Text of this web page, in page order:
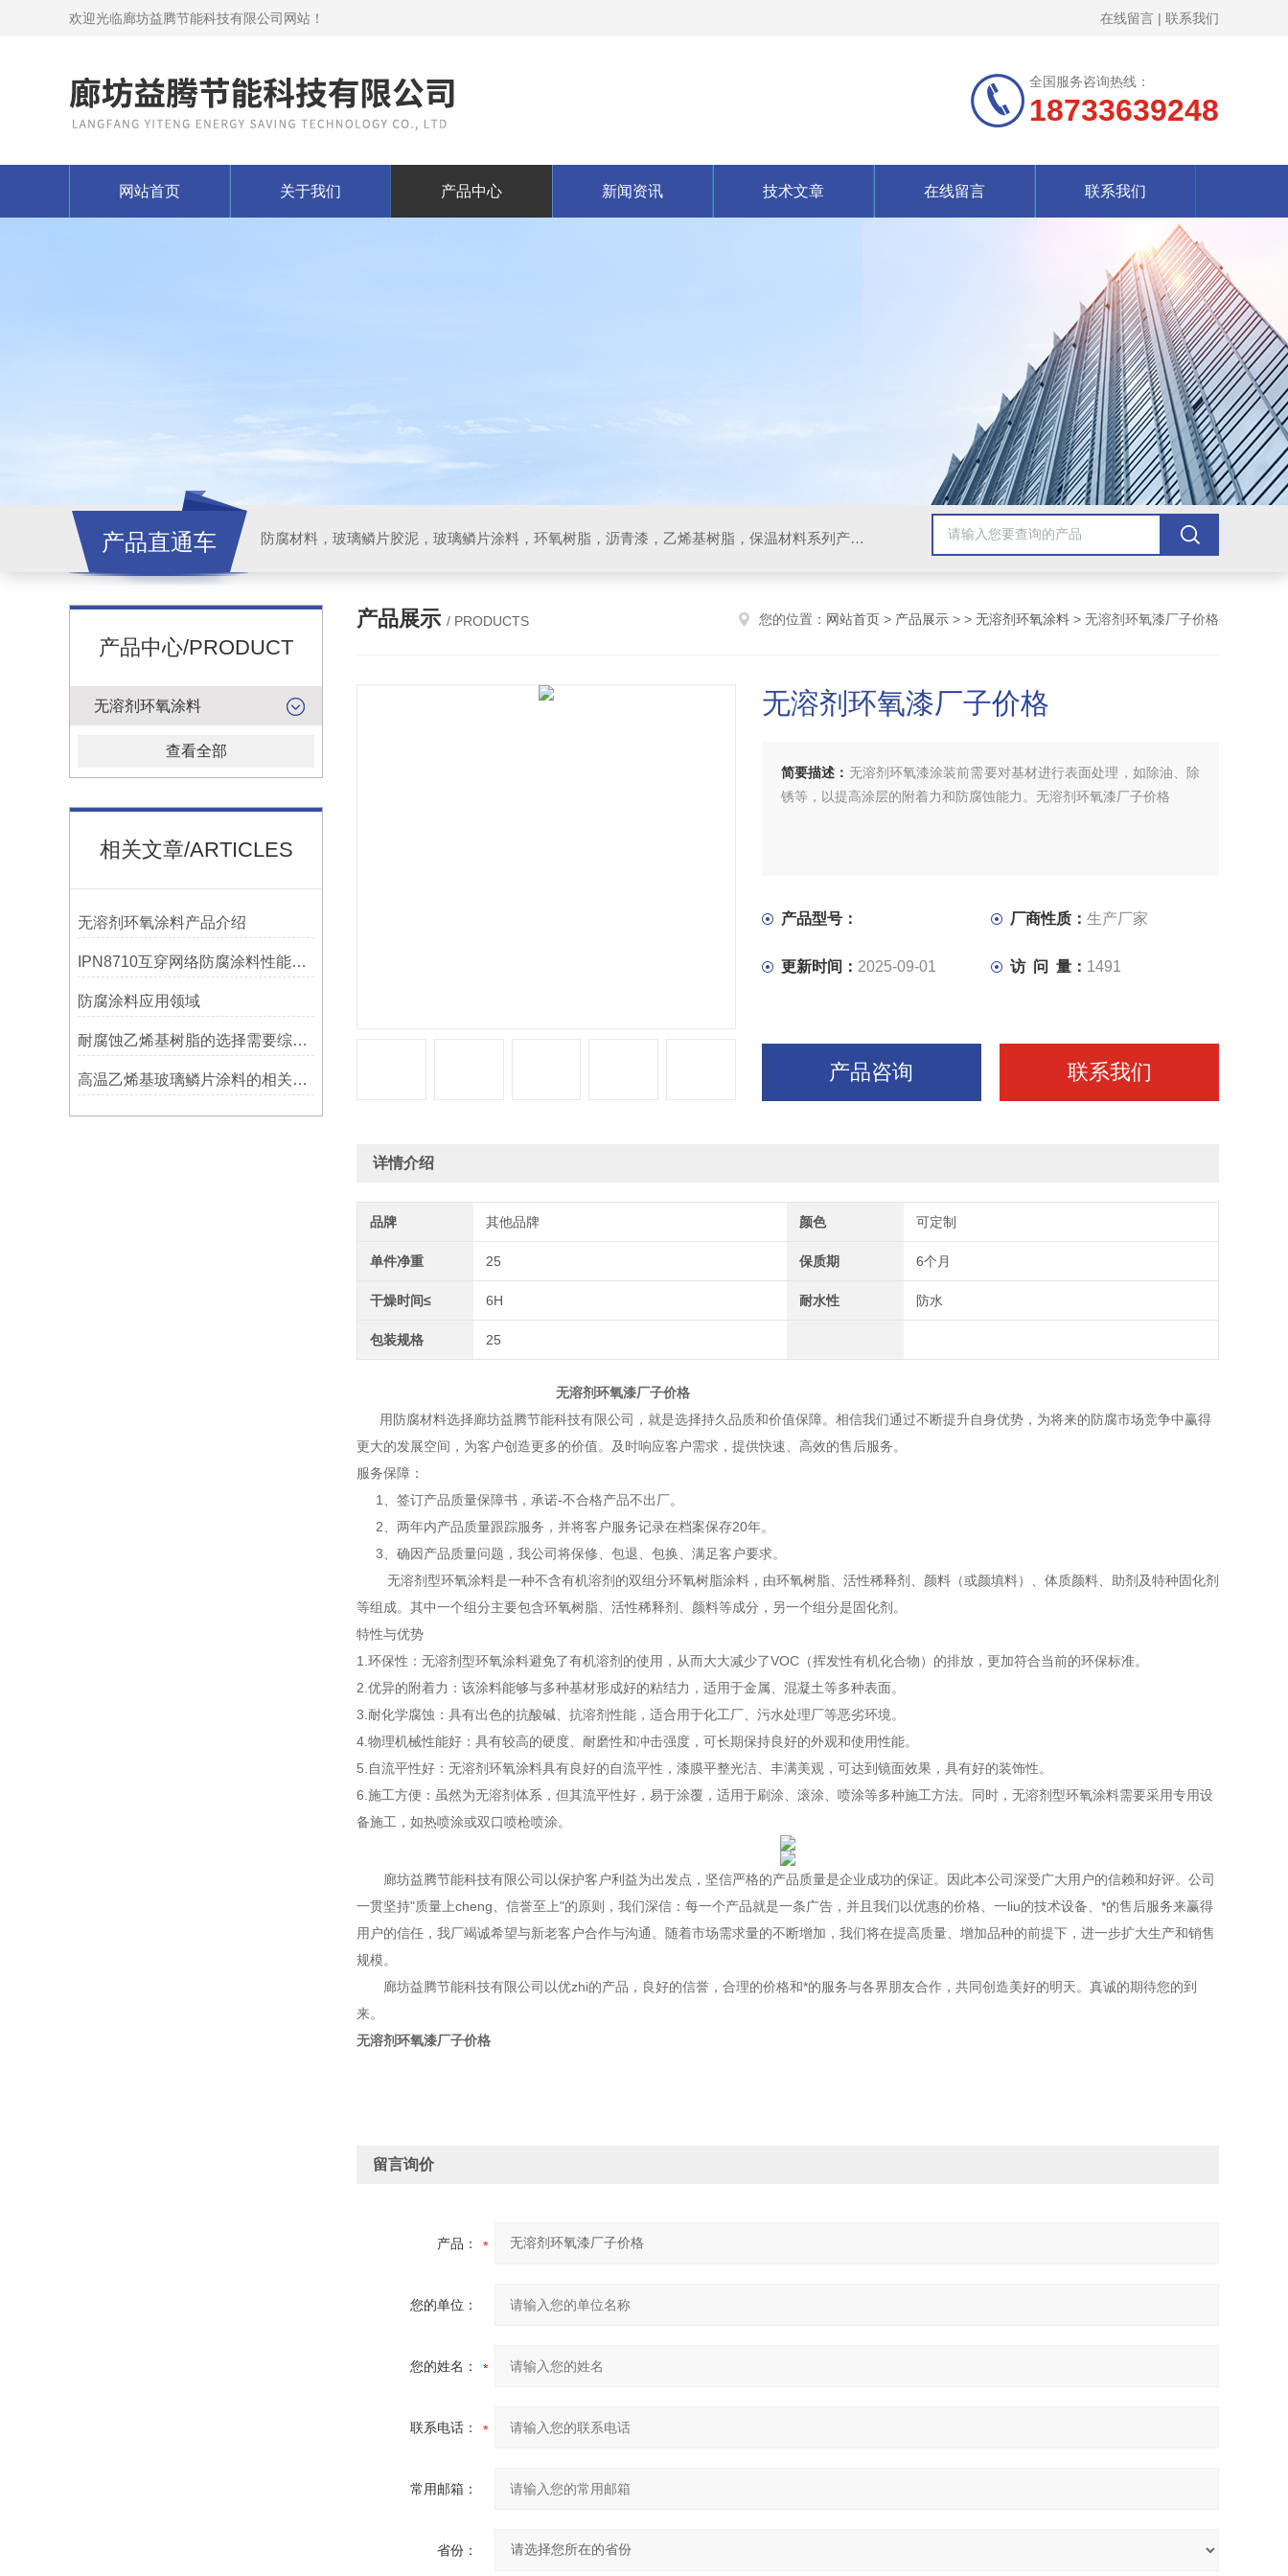
欢迎光临廊坊益腾节能科技有限公司网站！ 在线留言 | 联系我们
全国服务咨询热线：
18733639248
网站首页 关于我们 产品中心 新闻资讯 技术文章 在线留言 联系我们
产品直通车 防腐材料，玻璃鳞片胶泥，玻璃鳞片涂料，环氧树脂，沥青漆，乙烯基树脂，保温材料系列产品。
产品中心/PRODUCT
无溶剂环氧涂料
查看全部
相关文章/ARTICLES
无溶剂环氧涂料产品介绍
IPN8710互穿网络防腐涂料性能及用途
防腐涂料应用领域
耐腐蚀乙烯基树脂的选择需要综合考虑多种因素
高温乙烯基玻璃鳞片涂料的相关知识普及
产品展示 / PRODUCTS 您的位置： 网站首页 > 产品展示 > > 无溶剂环氧涂料 > 无溶剂环氧漆厂子价格
无溶剂环氧漆厂子价格
简要描述： 无溶剂环氧漆涂装前需要对基材进行表面处理，如除油、除
锈等，以提高涂层的附着力和防腐蚀能力。无溶剂环氧漆厂子价格
产品型号： 厂商性质： 生产厂家
更新时间： 2025-09-01 访 问 量： 1491
产品咨询 联系我们
详情介绍
品牌 其他品牌 颜色 可定制
单件净重 25 保质期 6个月
干燥时间≤ 6H 耐水性 防水
包装规格 25
无溶剂环氧漆厂子价格
用防腐材料选择廊坊益腾节能科技有限公司，就是选择持久品质和价值保障。相信我们通过不断提升自身优势，为将来的防腐市场竞争中赢得
更大的发展空间，为客户创造更多的价值。及时响应客户需求，提供快速、高效的售后服务。
服务保障：
1、签订产品质量保障书，承诺-不合格产品不出厂。
2、两年内产品质量跟踪服务，并将客户服务记录在档案保存20年。
3、确因产品质量问题，我公司将保修、包退、包换、满足客户要求。
无溶剂型环氧涂料是一种不含有机溶剂的双组分环氧树脂涂料，由环氧树脂、活性稀释剂、颜料（或颜填料）、体质颜料、助剂及特种固化剂
等组成。其中一个组分主要包含环氧树脂、活性稀释剂、颜料等成分，另一个组分是固化剂。
特性与优势
1.环保性：无溶剂型环氧涂料避免了有机溶剂的使用，从而大大减少了VOC（挥发性有机化合物）的排放，更加符合当前的环保标准。
2.优异的附着力：该涂料能够与多种基材形成好的粘结力，适用于金属、混凝土等多种表面。
3.耐化学腐蚀：具有出色的抗酸碱、抗溶剂性能，适合用于化工厂、污水处理厂等恶劣环境。
4.物理机械性能好：具有较高的硬度、耐磨性和冲击强度，可长期保持良好的外观和使用性能。
5.自流平性好：无溶剂环氧涂料具有良好的自流平性，漆膜平整光洁、丰满美观，可达到镜面效果，具有好的装饰性。
6.施工方便：虽然为无溶剂体系，但其流平性好，易于涂覆，适用于刷涂、滚涂、喷涂等多种施工方法。同时，无溶剂型环氧涂料需要采用专用设
备施工，如热喷涂或双口喷枪喷涂。
廊坊益腾节能科技有限公司以保护客户利益为出发点，坚信严格的产品质量是企业成功的保证。因此本公司深受广大用户的信赖和好评。公司
一贯坚持"质量上cheng、信誉至上"的原则，我们深信：每一个产品就是一条广告，并且我们以优惠的价格、一liu的技术设备、*的售后服务来赢得
用户的信任，我厂竭诚希望与新老客户合作与沟通。随着市场需求量的不断增加，我们将在提高质量、增加品种的前提下，进一步扩大生产和销售
规模。
廊坊益腾节能科技有限公司以优zhi的产品，良好的信誉，合理的价格和*的服务与各界朋友合作，共同创造美好的明天。真诚的期待您的到
来。
无溶剂环氧漆厂子价格
留言询价
产品：
您的单位：
您的姓名：
联系电话：
常用邮箱：
省份：